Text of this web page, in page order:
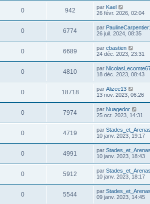
0 942 par Kael
26 févr. 2026, 02:04
0 6774 par
26 juil. 2024, 08:35
0 6689 par cbastien
24 déc. 2023, 23:31
0 4810 par
18 déc. 2023, 08:43
0 18718 par Alizee13
13 nov. 2023, 06:26
0 7974 par Nuagedor
25 oct. 2023, 14:31
0 4719 par Stades_et_Arenas
10 janv. 2023, 19:17
0 4991 par Stades_et_Arenas
10 janv. 2023, 18:43
0 5912 par Stades_et_Arenas
10 janv. 2023, 18:17
0 5544 par Stades_et_Arenas
09 janv. 2023, 14:45